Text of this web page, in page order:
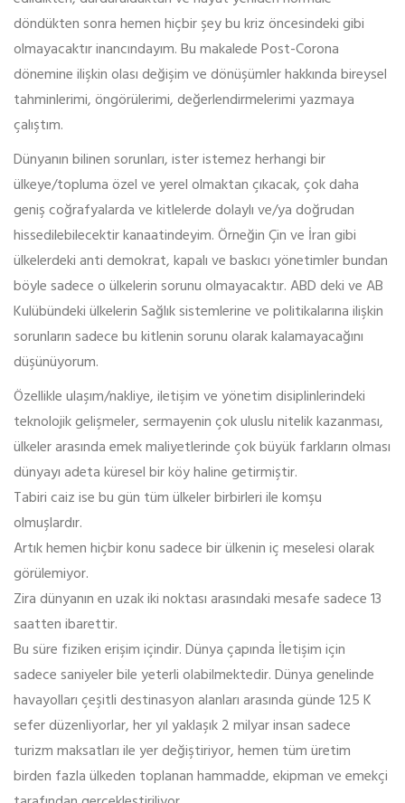
döndükten sonra hemen hiçbir şey bu kriz öncesindeki gibi
olmayacaktır inancındayım. Bu makalede Post-Corona
dönemine ilişkin olası değişim ve dönüşümler hakkında bireysel
tahminlerimi, öngörülerimi, değerlendirmelerimi yazmaya
çalıştım.
Dünyanın bilinen sorunları, ister istemez herhangi bir
ülkeye/topluma özel ve yerel olmaktan çıkacak, çok daha
geniş coğrafyalarda ve kitlelerde dolaylı ve/ya doğrudan
hissedilebilecektir kanaatindeyim. Örneğin Çin ve İran gibi
ülkelerdeki anti demokrat, kapalı ve baskıcı yönetimler bundan
böyle sadece o ülkelerin sorunu olmayacaktır. ABD deki ve AB
Kulübündeki ülkelerin Sağlık sistemlerine ve politikalarına ilişkin
sorunların sadece bu kitlenin sorunu olarak kalamayacağını
düşünüyorum.
Özellikle ulaşım/nakliye, iletişim ve yönetim disiplinlerindeki
teknolojik gelişmeler, sermayenin çok uluslu nitelik kazanması,
ülkeler arasında emek maliyetlerinde çok büyük farkların olması
dünyayı adeta küresel bir köy haline getirmiştir.
Tabiri caiz ise bu gün tüm ülkeler birbirleri ile komşu
olmuşlardır.
Artık hemen hiçbir konu sadece bir ülkenin iç meselesi olarak
görülemiyor.
Zira dünyanın en uzak iki noktası arasındaki mesafe sadece 13
saatten ibarettir.
Bu süre fiziken erişim içindir. Dünya çapında İletişim için
sadece saniyeler bile yeterli olabilmektedir. Dünya genelinde
havayolları çeşitli destinasyon alanları arasında günde 125 K
sefer düzenliyorlar, her yıl yaklaşık 2 milyar insan sadece
turizm maksatları ile yer değiştiriyor, hemen tüm üretim
birden fazla ülkeden toplanan hammadde, ekipman ve emekçi